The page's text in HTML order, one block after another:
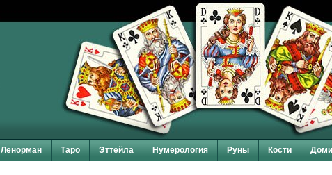
Ленорман Таро Эттейла Нумерология Руны Кости